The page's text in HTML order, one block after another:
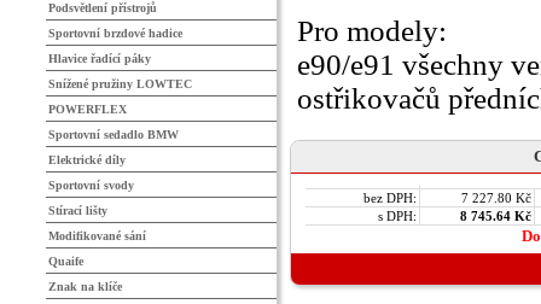
Pro modely:
e90/e91 všechny
ostřikovačů
bez DPH:
7 227.80 Kč
s DPH:
8 745.64 Kč
Podsvětlení přístrojů
Sportovní brzdové hadice
Hlavice řadící páky
Snížené pružiny LOWTEC
POWERFLEX
Sportovní sedadlo BMW
Elektrické díly
Sportovní svody
Stírací lišty
Modifikované sání
Quaife
Znak na klíče